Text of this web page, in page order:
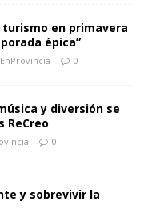
en primavera
épica”
EnProvincia 0
y diversión se
ReCreo
0
y sobrevivir la